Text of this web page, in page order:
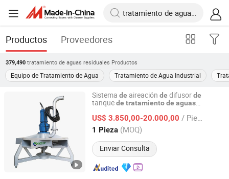
Productos Proveedores
379,490 tratamiento de aguas residuales Productos
Equipo de Tratamiento de Agua Tratamiento de Agua Industrial
Sistema de aireación de difusorde
tanquede tratamientode aguas
US$ 3.850,00-20.000,00 / Pieza
1 Pieza (MOQ)
Enviar Consulta
Qiankun Environmental Protection Joint Stock Co., Ltd.
Henan, China Desde 2023